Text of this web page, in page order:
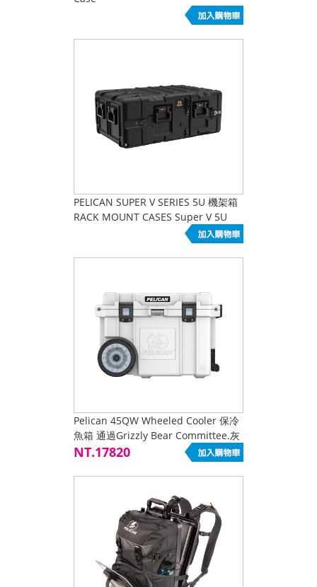
PELICAN SUPER V SERIES 5U 機架箱
RACK MOUNT CASES Super V 5U
Pelican 45QW Wheeled Cooler 保冷
魚箱 通過Grizzly Bear Committee.灰
熊委員會認證 銷售NO1
NT.17820